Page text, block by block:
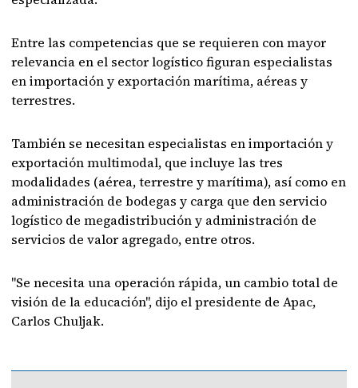
Entre las competencias que se requieren con mayor
relevancia en el sector logístico figuran especialistas
en importación y exportación marítima, aéreas y
terrestres.
También se necesitan especialistas en importación y
exportación multimodal, que incluye las tres
modalidades (aérea, terrestre y marítima), así como en
administración de bodegas y carga que den servicio
logístico de megadistribución y administración de
servicios de valor agregado, entre otros.
"Se necesita una operación rápida, un cambio total de
visión de la educación", dijo el presidente de Apac,
Carlos Chuljak.